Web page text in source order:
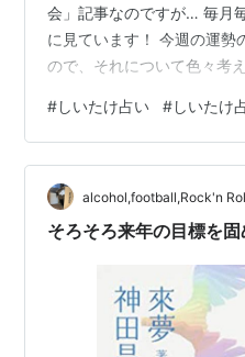
会」記事なのですが… 毎月
に見ています！ 今週の運勢
ので、それについて色々考
ち消えちゃうと思うので、
ます。 今週、自分自身に対
か「今年、何したい? 」と
略＝どの人も、生きている
いこと」を多く背負ってい
#しいたけ占い #しいたけ
alcohol,football,Rock'n
そろそろ来年の目標を固